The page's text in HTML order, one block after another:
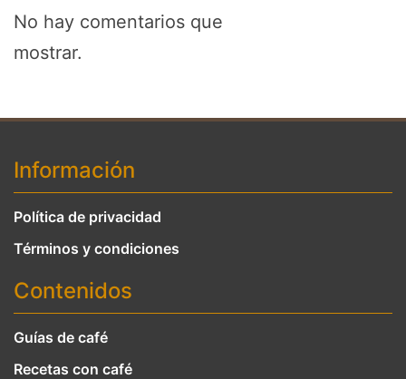
No hay comentarios que
mostrar.
Información
Política de privacidad
Términos y condiciones
Contenidos
Guías de café
Recetas con café